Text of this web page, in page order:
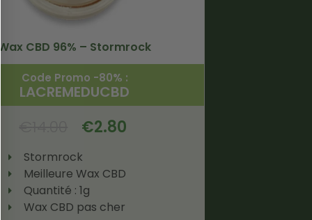
Wax CBD 96% – Stormrock
Code Promo -80% :
LACREMEDUCBD
€2.80
Stormrock
Meilleure Wax CBD
Quantité : 1g
Wax CBD pas cher